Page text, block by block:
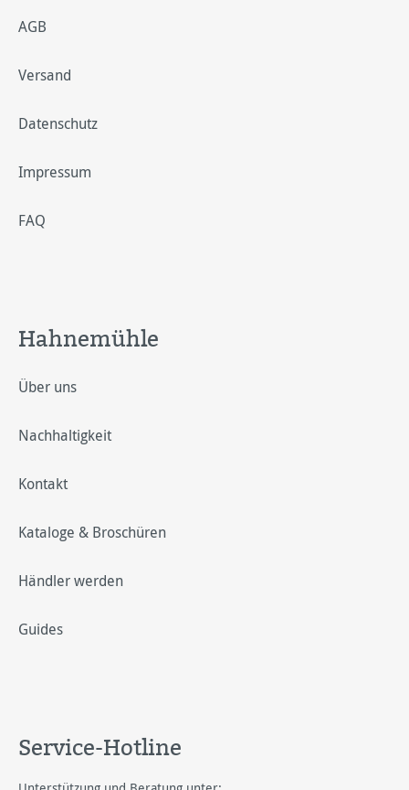
AGB
Versand
Datenschutz
Impressum
FAQ
Hahnemühle
Über uns
Nachhaltigkeit
Kontakt
Kataloge & Broschüren
Händler werden
Guides
Service-Hotline